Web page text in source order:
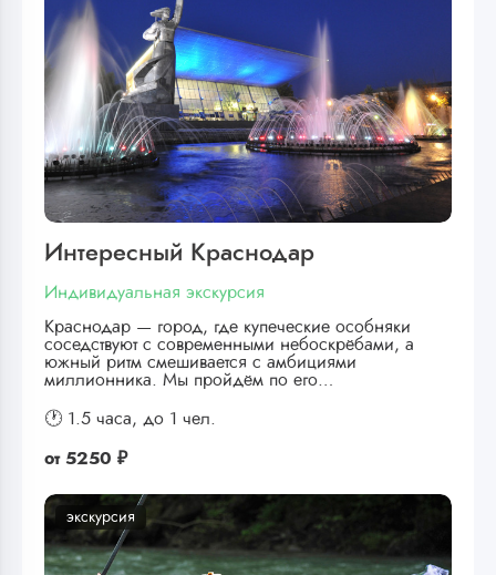
Интересный Краснодар
Индивидуальная экскурсия
Краснодар — город, где купеческие особняки
соседствуют с современными небоскрёбами, а
южный ритм смешивается с амбициями
миллионника. Мы пройдём по его…
🕐 1.5 часа, до 1 чел.
от 5250 ₽
экскурсия